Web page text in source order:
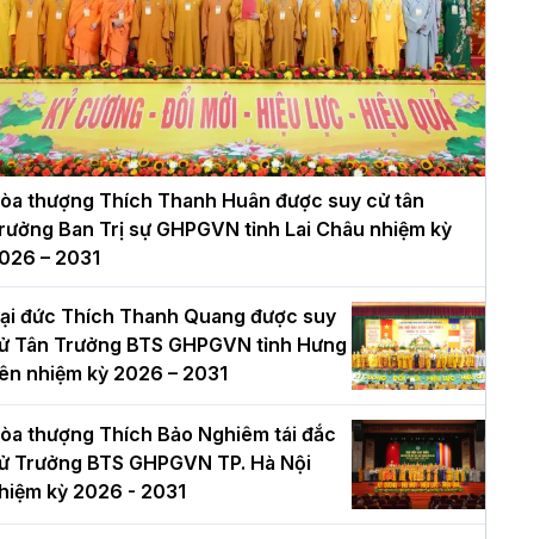
thượng Thích Thanh Huân được suy cử tân
Ban Trị sự GHPGVN tỉnh Lai Châu nhiệm kỳ
– 2031
đức Thích Thanh Quang được suy
Tân Trưởng BTS GHPGVN tỉnh Hưng
nhiệm kỳ 2026 – 2031
thượng Thích Bảo Nghiêm tái đắc
Trưởng BTS GHPGVN TP. Hà Nội
kỳ 2026 - 2031